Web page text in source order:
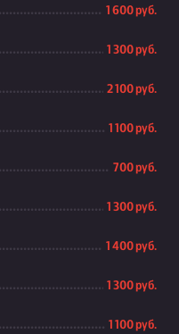
1 600 руб.
1 300 руб.
2 100 руб.
1 100 руб.
700 руб.
1 300 руб.
1 400 руб.
1 300 руб.
1 100 руб.